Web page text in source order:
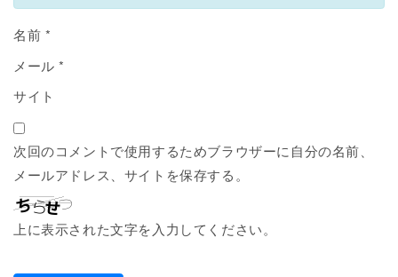
名前 *
メール*
サイト
次回のコメントで使用するためブラウザーに自分の名前、
メールアドレス、サイトを保存する。
上に表示された文字を入力してください。